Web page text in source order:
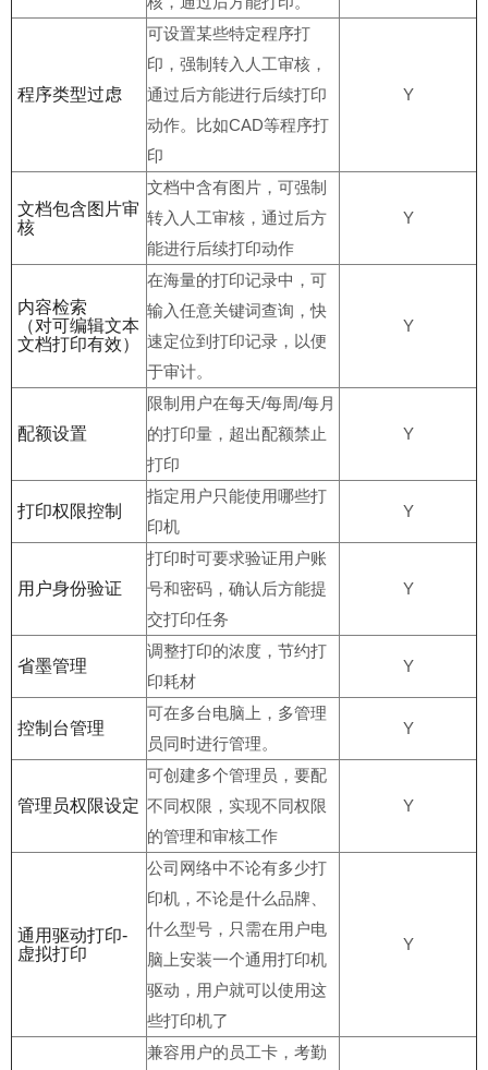
程序类型过虑
可设置某些特定程序打
印，强制转入人工审核，
通过后方能进行后续打印
动作。比如CAD等程序打
印
Y
文档包含图片审
核
文档中含有图片，可强制
转入人工审核，通过后方
能进行后续打印动作
Y
内容检索
（对可编辑文本
文档打印有效）
在海量的打印记录中，可
输入任意关键词查询，快
速定位到打印记录，以便
于审计。
Y
配额设置
限制用户在每天/每周/每月
的打印量，超出配额禁止
打印
Y
打印权限控制
指定用户只能使用哪些打
印机
Y
用户身份验证
打印时可要求验证用户账
号和密码，确认后方能提
交打印任务
Y
省墨管理
调整打印的浓度，节约打
印耗材
Y
控制台管理
可在多台电脑上，多管理
员同时进行管理。
Y
管理员权限设定
可创建多个管理员，要配
不同权限，实现不同权限
的管理和审核工作
Y
通用驱动打印-
虚拟打印
公司网络中不论有多少打
印机，不论是什么品牌、
什么型号，只需在用户电
脑上安装一个通用打印机
驱动，用户就可以使用这
些打印机了
Y
兼容用户的员工卡，考勤